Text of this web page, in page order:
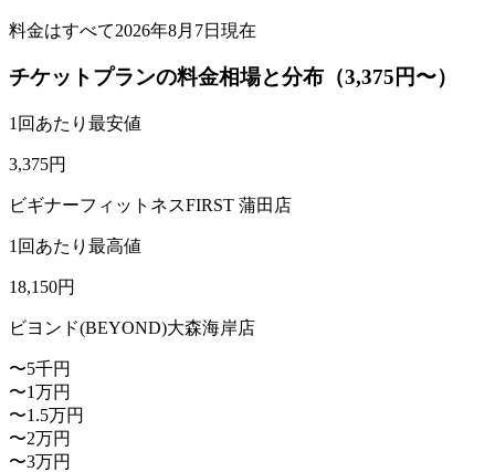
料金はすべて2026年8月7日 現在
チケットプランの料金相場と分布（3,375円〜）
1回あたり最安値
3,375円
ビギナーフィットネスFIRST 蒲田店
1回あたり最高値
18,150円
ビヨンド(BEYOND)大森海岸店
〜5千円
〜1万円
〜1.5万円
〜2万円
〜3万円